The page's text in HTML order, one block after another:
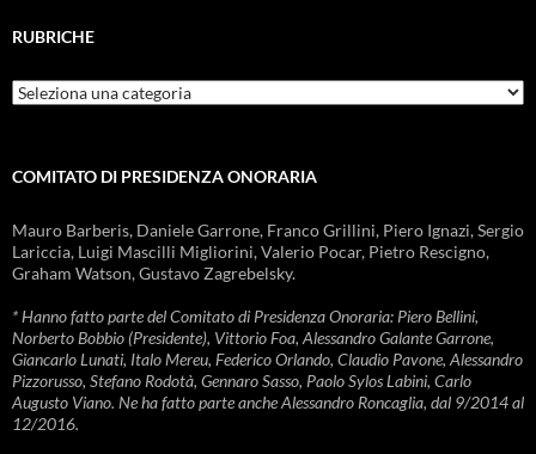
RUBRICHE
Rubriche
COMITATO DI PRESIDENZA ONORARIA
Mauro Barberis, Daniele Garrone, Franco Grillini, Piero Ignazi, Sergio
Lariccia, Luigi Mascilli Migliorini, Valerio Pocar, Pietro Rescigno,
Graham Watson, Gustavo Zagrebelsky.
* Hanno fatto parte del Comitato di Presidenza Onoraria: Piero Bellini,
Norberto Bobbio (Presidente), Vittorio Foa, Alessandro Galante Garrone,
Giancarlo Lunati, Italo Mereu, Federico Orlando, Claudio Pavone, Alessandro
Pizzorusso, Stefano Rodotà, Gennaro Sasso, Paolo Sylos Labini, Carlo
Augusto Viano. Ne ha fatto parte anche Alessandro Roncaglia, dal 9/2014 al
12/2016.